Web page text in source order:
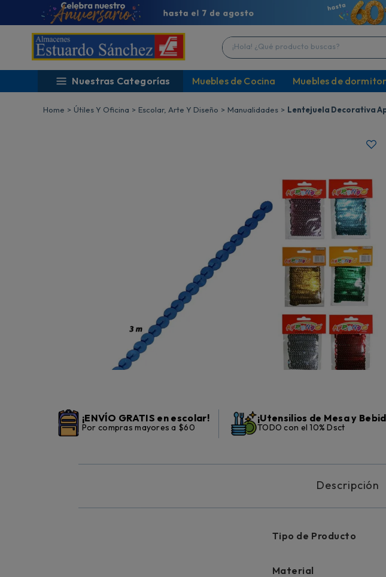
¡Hola! ¿Qué producto buscas?
Nuestras Categorías Muebles de Cocina Muebles de
Útiles Y Oficina Escolar, Arte Y Diseño Manualidades Lentejuela Decorativa
¡ENVÍO GRATIS en escolar!
Por compras mayores a $60
¡Utensilios de Mesa y
TODO con el 10% Dsct
Descripción
Tipo de Producto
Material